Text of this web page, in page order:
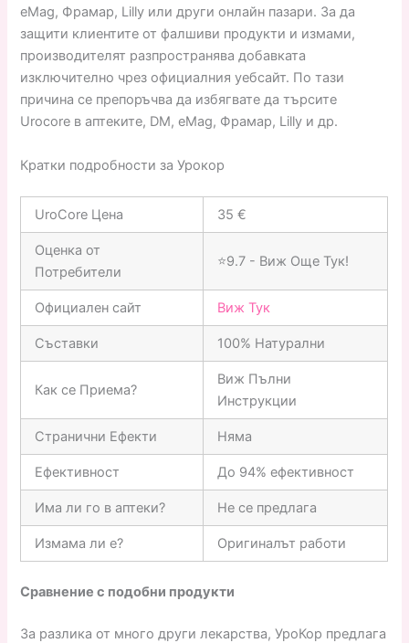
eMag, Фрамар, Lilly или други онлайн пазари. За да
защити клиентите от фалшиви продукти и измами,
производителят разпространява добавката
изключително чрез официалния уебсайт. По тази
причина се препоръчва да избягвате да търсите
Urocore в аптеките, DM, eMag, Фрамар, Lilly и др.
Кратки подробности за Урокор
UroCore Цена 35 €
Оценка от
Потребители
⭐9.7 - Виж Още Тук!
Официален сайт Виж Тук
Съставки 100% Натурални
Как се Приема?
Виж Пълни
Инструкции
Странични Ефекти Няма
Ефективност До 94% ефективност
Има ли го в аптеки? Не се предлага
Измама ли е? Оригиналът работи
Сравнение с подобни продукти
За разлика от много други лекарства, УроКор предлага